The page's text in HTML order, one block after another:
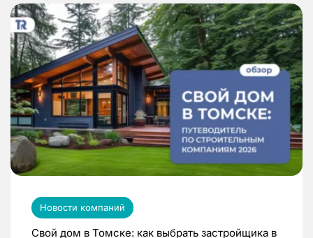
Новости компаний
Свой дом в Томске: как выбрать застройщика в